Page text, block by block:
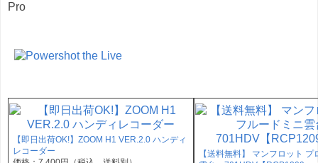
Pro
【即日出荷OK!】ZOOM H1 VER.2.0 ハンディ
レコーダー
【送料無料】 マンフロット